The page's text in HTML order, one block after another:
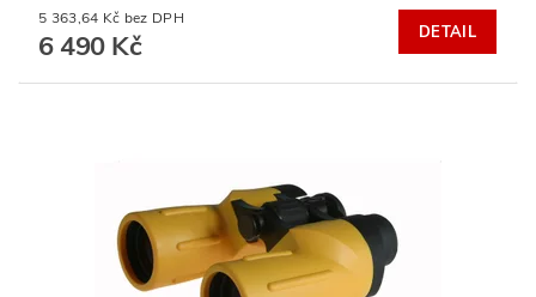
5 363,64 Kč bez DPH
6 490 Kč DETAIL